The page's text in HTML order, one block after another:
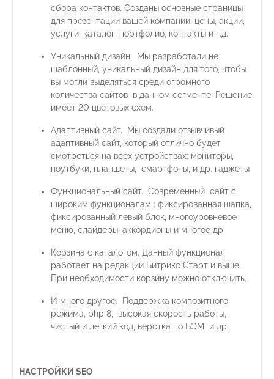
сбора контактов. Созданы основные страницы
для презентации вашей компании: цены, акции,
услуги, каталог, портфолио, контакты и т.д.
Уникальный дизайн. Мы разработали не
шаблонный, уникальный дизайн для того, чтобы
вы могли выделяться среди огромного
количества сайтов в данном сегменте. Решение
имеет 20 цветовых схем.
Адаптивный сайт. Мы создали отзывчивый
адаптивный сайт, который отлично будет
смотреться на всех устройствах: мониторы,
ноутбуки, планшеты, смартфоны, и др. гаджеты
Функциональный сайт. Современный сайт с
широким функционалам : фиксированная шапка,
фиксированный левый блок, многоуровневое
меню, слайдеры, аккордионы и многое др.
Корзина с каталогом. Данный функционал
работает на редакции Битрикс Старт и выше.
При необходимости корзину можно отключить.
И много другое. Поддержка композитного
режима, php 8, высокая скорость работы,
чистый и легкий код, верстка по БЭМ и др.
НАСТРОЙКИ SEO